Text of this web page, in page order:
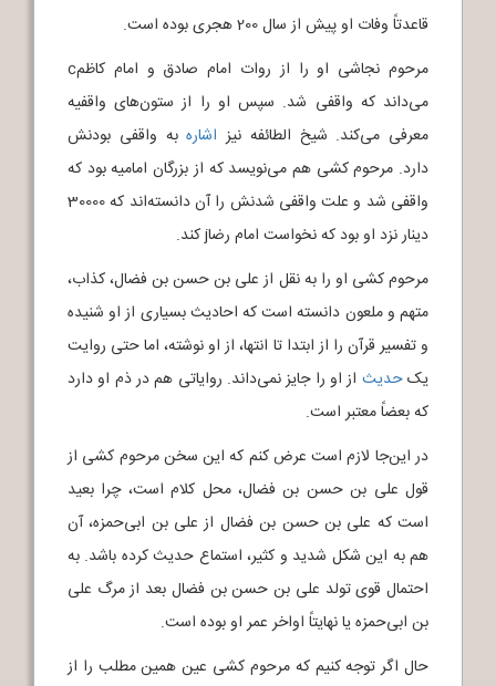
قاعدتاً وفات او پیش از سال 200 هجری بوده است.
مرحوم نجاشی او را از روات امام صادق و امام کاظمc
می‌داند که واقفی شد. سپس او را از ستون‌های واقفیه
معرفی می‌کند. شیخ الطائفه نیز اشارهبه واقفی بودنش
دارد. مرحوم کشی هم می‌نویسد که از بزرگان امامیه بود که
واقفی شد و علت واقفی شدنش را آن دانسته‌اند که 30000
دینار نزد او بود که نخواست امام رضاj کند.
مرحوم کشی او را به نقل از علی بن حسن بن فضال، کذاب،
متهم و ملعون دانسته است که احادیث بسیاری از او شنیده
و تفسیر قرآن را از ابتدا تا انتها، از او نوشته، اما حتی روایت
یکحدیث از او را جایز نمی‌داند. روایاتی هم در ذم او دارد
که بعضاً معتبر است.
در این‌جا لازم است عرض کنم که این سخن مرحوم کشی از
قول علی بن حسن بن فضال، محل کلام است، چرا بعید
است که علی بن حسن بن فضال از علی بن ابی‌حمزه، آن
هم به این شکل شدید و کثیر، استماع حدیث کرده باشد. به
احتمال قوی تولد علی بن حسن بن فضال بعد از مرگ علی
بن ابی‌حمزه یا نهایتاً اواخر عمر او بوده است.
حال اگر توجه کنیم که مرحوم کشی عین همین مطلب را از